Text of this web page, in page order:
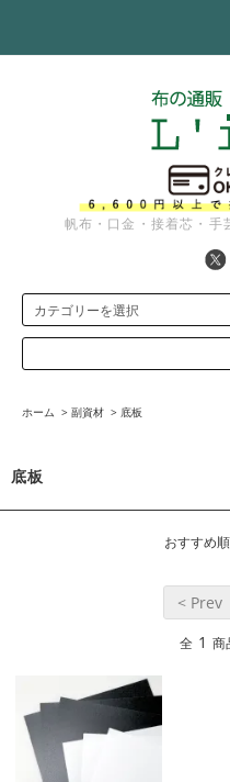
帆布・口金・接着芯・
ホーム > 副資材 > 底板
底板
おすすめ順
< Prev
全 1 商